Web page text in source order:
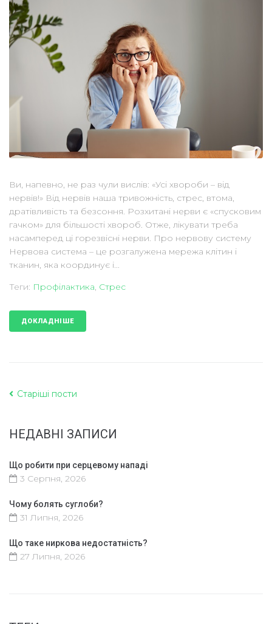
Ви, напевно, не раз чули вислів: «Усі хвороби – від
нервів!» Від нервів наша тривожність, стрес, втома,
дратівливість та безсоння. Розхитані нерви є «спусковим
гачком» для більшості хвороб. Отже, лікувати треба
насамперед ці горезвісні нерви. Про нервову систему
Нервова система – це розгалужена мережа клітин і
тканин, яка координує і...
Теги: Профілактика, Стрес
ДОКЛАДНІШЕ
Старіші пости
НЕДАВНІ ЗАПИСИ
Що робити при серцевому нападі
3 Серпня, 2026
Чому болять суглоби?
31 Липня, 2026
Що таке ниркова недостатність?
27 Липня, 2026